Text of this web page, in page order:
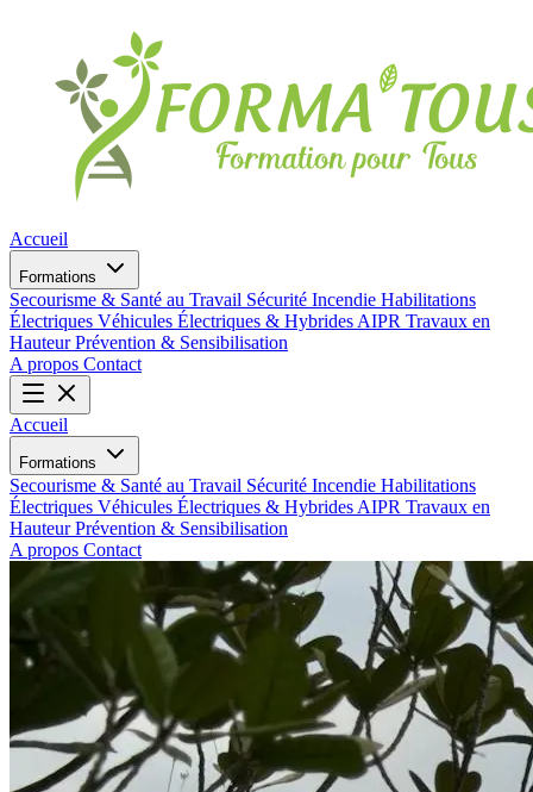
Accueil
Formations
Secourisme & Santé au Travail Sécurité Incendie Habilitations
Électriques Véhicules Électriques & Hybrides AIPR Travaux en
HauteurPrévention & Sensibilisation
A propos Contact
Accueil
Formations
Secourisme & Santé au Travail Sécurité Incendie Habilitations
Électriques Véhicules Électriques & Hybrides AIPR Travaux en
HauteurPrévention & Sensibilisation
A propos Contact